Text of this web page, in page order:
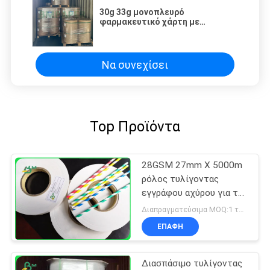
30g 33g μονοπλευρό
φαρμακευτικό χάρτη με
Να συνεχίσει
Top Προϊόντα
28GSM 27mm X 5000m
ρόλος τυλίγοντας
εγγράφου αχύρου για το
βαθμό τροφίμων
κόμματος
Διαπραγματεύσιμα MOQ:1 τόνος για κοινό μέγεθος & 10 τόνους για το ειδικό μέγεθος
ΕΠΑΦΉ
Διασπάσιμο τυλίγοντας